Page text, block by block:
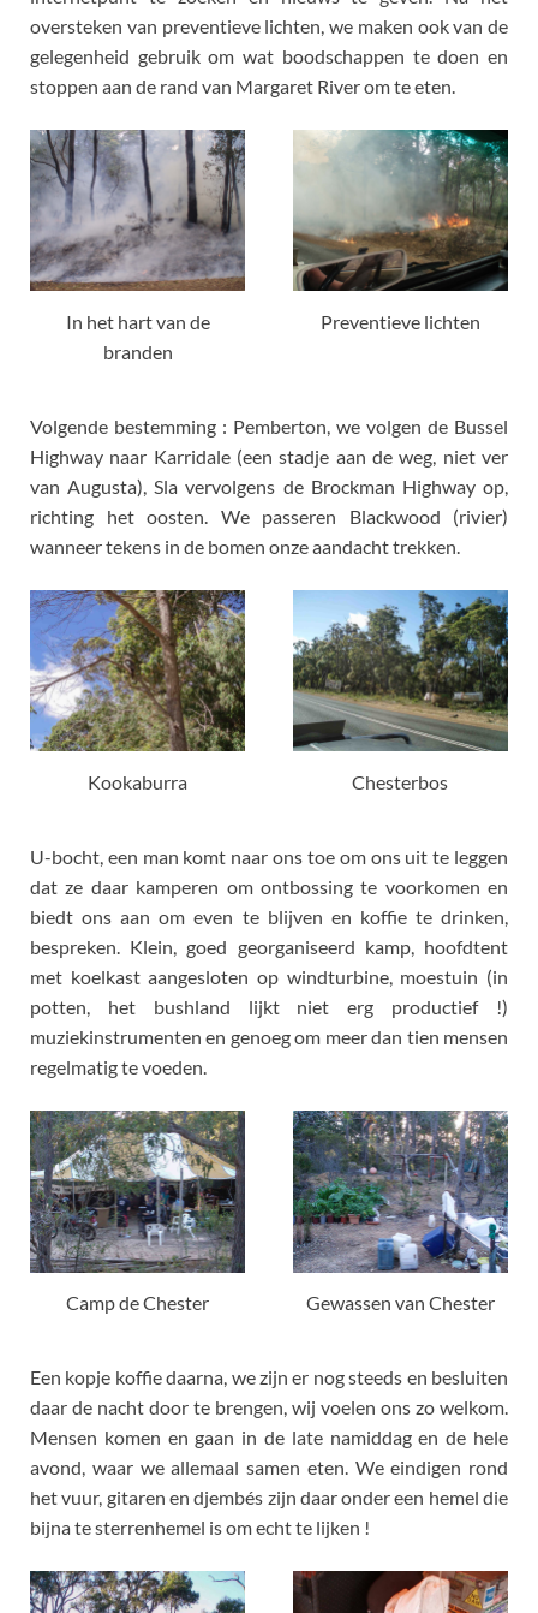
oversteken van preventieve lichten, we maken ook van de
gelegenheid gebruik om wat boodschappen te doen en
stoppen aan de rand van Margaret River om te eten.
In het hart van de
branden
Preventieve lichten
Volgende bestemming : Pemberton, we volgen de Bussel
Highway naar Karridale (een stadje aan de weg, niet ver
van Augusta), Sla vervolgens de Brockman Highway op,
richting het oosten. We passeren Blackwood (rivier)
wanneer tekens in de bomen onze aandacht trekken.
Kookaburra Chesterbos
U-bocht, een man komt naar ons toe om ons uit te leggen
dat ze daar kamperen om ontbossing te voorkomen en
biedt ons aan om even te blijven en koffie te drinken,
bespreken. Klein, goed georganiseerd kamp, hoofdtent
met koelkast aangesloten op windturbine, moestuin (in
potten, het bushland lijkt niet erg productief !)
muziekinstrumenten en genoeg om meer dan tien mensen
regelmatig te voeden.
Camp de Chester Gewassen van Chester
Een kopje koffie daarna, we zijn er nog steeds en besluiten
daar de nacht door te brengen, wij voelen ons zo welkom.
Mensen komen en gaan in de late namiddag en de hele
avond, waar we allemaal samen eten. We eindigen rond
het vuur, gitaren en djembés zijn daar onder een hemel die
bijna te sterrenhemel is om echt te lijken !